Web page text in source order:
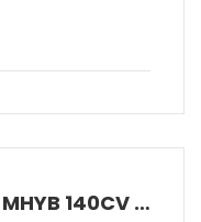
QASHQAI N-CONNECTA MHYB 140CV MT 2W